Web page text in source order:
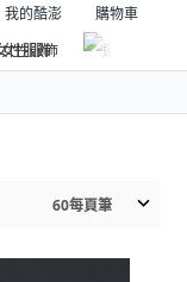
我的酷澎
購物車
女性服飾
60每頁筆